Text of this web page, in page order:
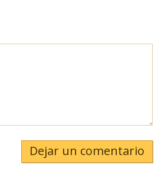
Dejar un comentario